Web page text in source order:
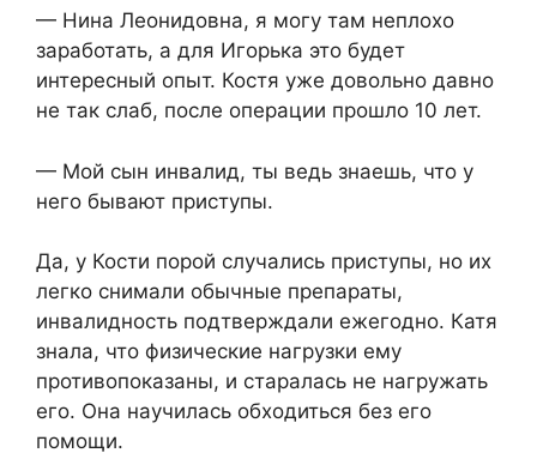
— Нина Леонидовна, я могу там неплохо
заработать, а для Игорька это будет
интересный опыт. Костя уже довольно давно
не так слаб, после операции прошло 10 лет.
— Мой сын инвалид, ты ведь знаешь, что у
него бывают приступы.
Да, у Кости порой случались приступы, но их
легко снимали обычные препараты,
инвалидность подтверждали ежегодно. Катя
знала, что физические нагрузки ему
противопоказаны, и старалась не нагружать
его. Она научилась обходиться без его
помощи.